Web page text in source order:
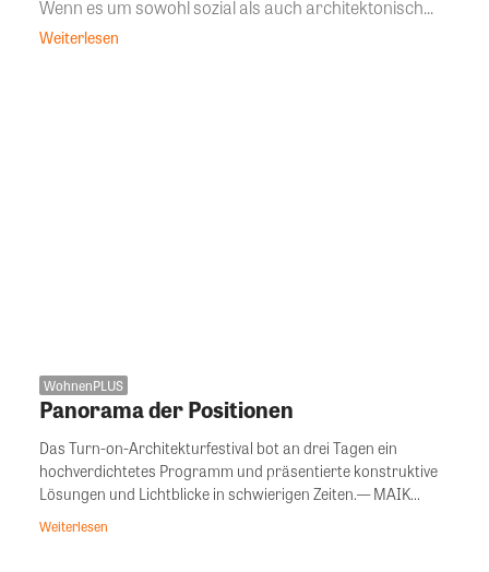
Wenn es um sowohl sozial als auch architektonisch...
Weiterlesen
WohnenPLUS
Panorama der Positionen
Das Turn-on-Architekturfestival bot an drei Tagen ein
hochverdichtetes Programm und präsentierte konstruktive
Lösungen und Lichtblicke in schwierigen Zeiten.— MAIK...
Weiterlesen